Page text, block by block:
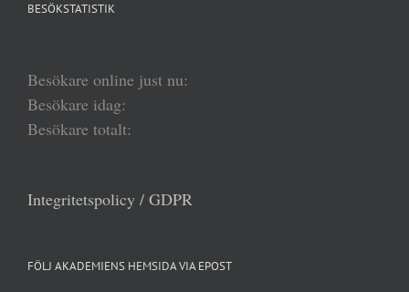
BESÖKSTATISTIK
Besökare online just nu:
Besökare idag:
Besökare totalt:
Integritetspolicy / GDPR
FÖLJ AKADEMIENS HEMSIDA VIA EPOST